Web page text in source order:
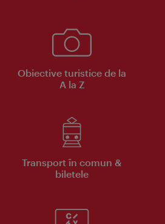
Obiective turistice de la
A la Z
Transport în comun &
biletele